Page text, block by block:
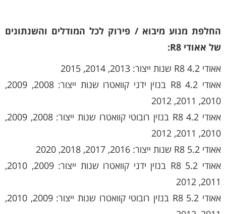
החלפת מנוע מיבוא / פירוק לכל המודלים והשנתונים
של אאודי R8:
אאודי R8 4.2 שנות ייצור: 2013, 2014, 2015
אאודי R8 4.2 בנזין ידני קוואטרו שנות ייצור: 2008, 2009,
2010, 2011, 2012
אאודי R8 4.2 בנזין רובוטי קוואטרו שנות ייצור: 2008, 2009,
2010, 2011, 2012
אאודי R8 5.2 שנות ייצור: 2016, 2017, 2018, 2020
אאודי R8 5.2 בנזין ידני קוואטרו שנות ייצור: 2009, 2010,
2011, 2012
אאודי R8 5.2 בנזין רובוטי קוואטרו שנות ייצור: 2009, 2010,